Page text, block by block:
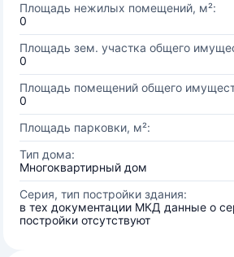
Площадь нежилых помещений, м²:
0
Площадь зем. участка общего
0
Площадь помещений общего
0
Площадь парковки, м²:
Тип дома:
Многоквартирный дом
Серия, тип постройки здания:
в тех документации МКД данные о
постройки отсутствуют